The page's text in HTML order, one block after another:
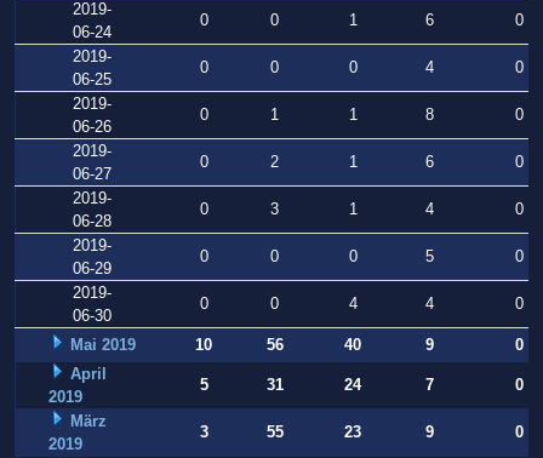
2019-
06-24
0 0 1 6
0
2019-
06-25
0 0 0 4
0
2019-
06-26
0 1 1 8
0
2019-
06-27
0 2 1 6
0
2019-
06-28
0 3 1 4
0
2019-
06-29
0 0 0 5
0
2019-
06-30
0 0 4 4 0
Mai 2019 10 56 40 9
0
April
2019
5 31 24 7
0
März
2019
3 55 23 9
0